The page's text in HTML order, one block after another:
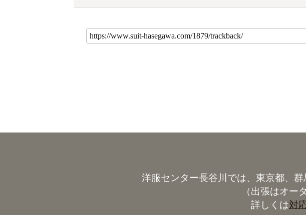
洋服センター長谷川では、東京都、
（出張はオー
詳しくは対